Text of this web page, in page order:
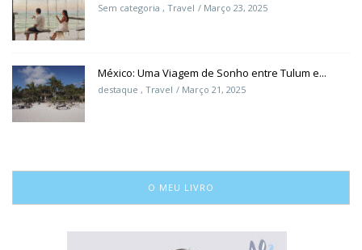
Sem categoria , Travel Março 23, 2025
México: Uma Viagem de Sonho entre Tulum e...
destaque , Travel Março 21, 2025
O MEU LIVRO